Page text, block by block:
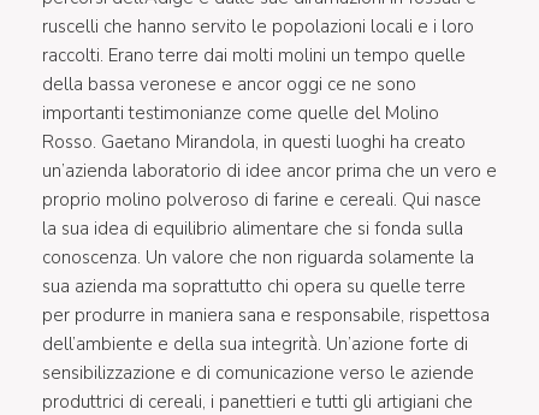
ruscelli che hanno servito le popolazioni locali e i loro
raccolti. Erano terre dai molti molini un tempo quelle
della bassa veronese e ancor oggi ce ne sono
importanti testimonianze come quelle del Molino
Rosso. Gaetano Mirandola, in questi luoghi ha creato
un’azienda laboratorio di idee ancor prima che un vero e
proprio molino polveroso di farine e cereali. Qui nasce
la sua idea di equilibrio alimentare che si fonda sulla
conoscenza. Un valore che non riguarda solamente la
sua azienda ma soprattutto chi opera su quelle terre
per produrre in maniera sana e responsabile, rispettosa
dell’ambiente e della sua integrità. Un’azione forte di
sensibilizzazione e di comunicazione verso le aziende
produttrici di cereali, i panettieri e tutti gli artigiani che